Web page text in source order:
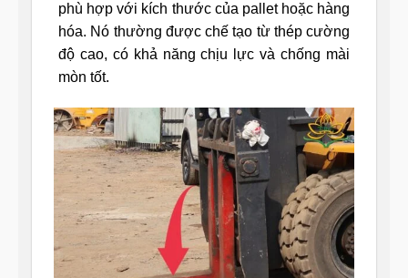
phù hợp với kích thước của pallet hoặc hàng
hóa. Nó thường được chế tạo từ thép cường
độ cao, có khả năng chịu lực và chống mài
mòn tốt.